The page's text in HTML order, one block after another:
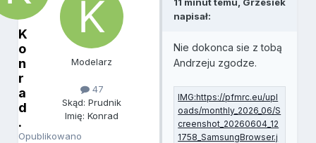
K
o
n
r
a
d
.
Opublikowano
Modelarz
47
Skąd: Prudnik
Imię: Konrad
napisał:
Nie dokonca sie z tobą
Andrzeju zgodze.